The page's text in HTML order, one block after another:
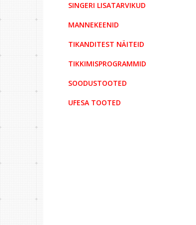
SINGERI LISATARVIKUD
MANNEKEENID
TIKANDITEST NÄITEID
TIKKIMISPROGRAMMID
SOODUSTOOTED
UFESA TOOTED